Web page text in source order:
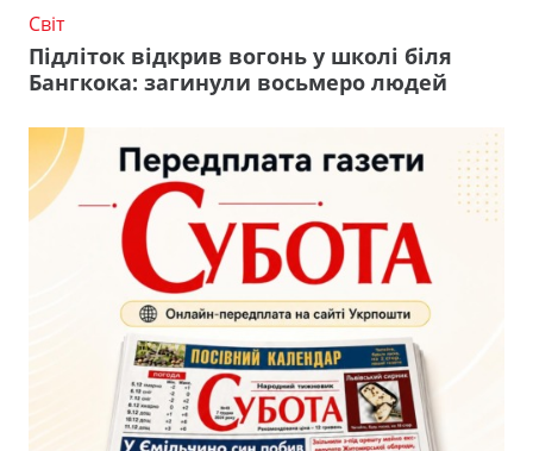
Світ
Підліток відкрив вогонь у школі біля
Бангкока: загинули восьмеро людей